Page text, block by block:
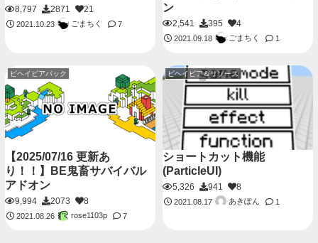
8,797 2871 21
2021.10.23 ごまちく 7
ン
2,541 395 4
2021.09.18 ごまちく 1
ビヘイビアパック
【2025/07/16 更新あ
り！！】BE鬼畜サバイバル
アドオン
9,994 2073 8
2021.08.26 rose1103p 7
ビヘイビア＆リソース
ショートカット機能
(ParticleUI)
5,326 941 8
2021.08.17 あきぽん 1